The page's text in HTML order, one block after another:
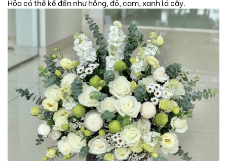
Hỏa có thể kể đến như hồng, đỏ, cam, xanh lá cây.